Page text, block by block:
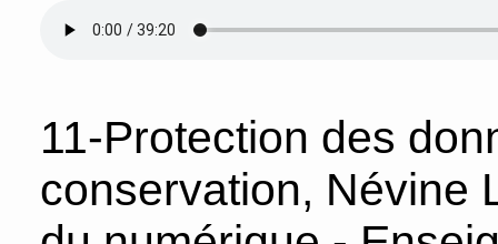
11-Protection des
conservation, Névine